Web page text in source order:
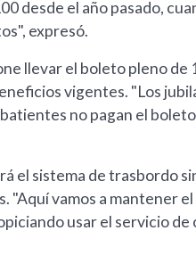
desde el año pasado,
expresó.
llevar el boleto pleno de
vigentes. "Los
no pagan el
el sistema de trasbordo
vamos a mantener
usar el servicio